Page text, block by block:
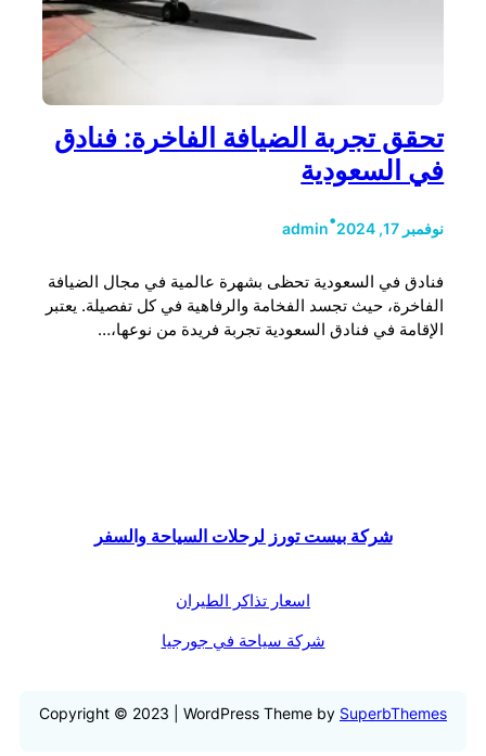
تحقق تجربة الضيافة الفاخرة: فنادق
في السعودية
نوفمبر 17, 2024 •
admin
فنادق في السعودية تحظى بشهرة عالمية في مجال الضيافة
الفاخرة، حيث تجسد الفخامة والرفاهية في كل تفصيلة. يعتبر
الإقامة في فنادق السعودية تجربة فريدة من نوعها،…
شركة بيست تورز لرحلات السياحة والسفر
اسعار تذاكر الطيران
شركة سياحة في جورجيا
Copyright © 2023 | WordPress Theme by SuperbThemes